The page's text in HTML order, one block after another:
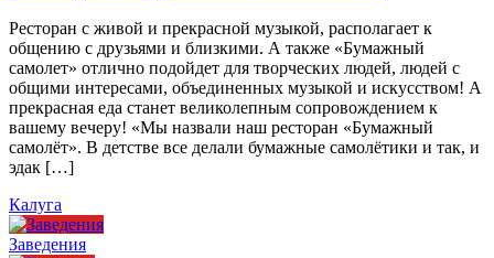
Ресторан с живой и прекрасной музыкой, располагает к
общению с друзьями и близкими. А также «Бумажный
самолет» отлично подойдет для творческих людей, людей с
общими интересами, объединенных музыкой и искусством! А
прекрасная еда станет великолепным сопровождением к
вашему вечеру! «Мы назвали наш ресторан «Бумажный
самолёт». В детстве все делали бумажные самолётики и так, и
эдак […]
Калуга
Заведения